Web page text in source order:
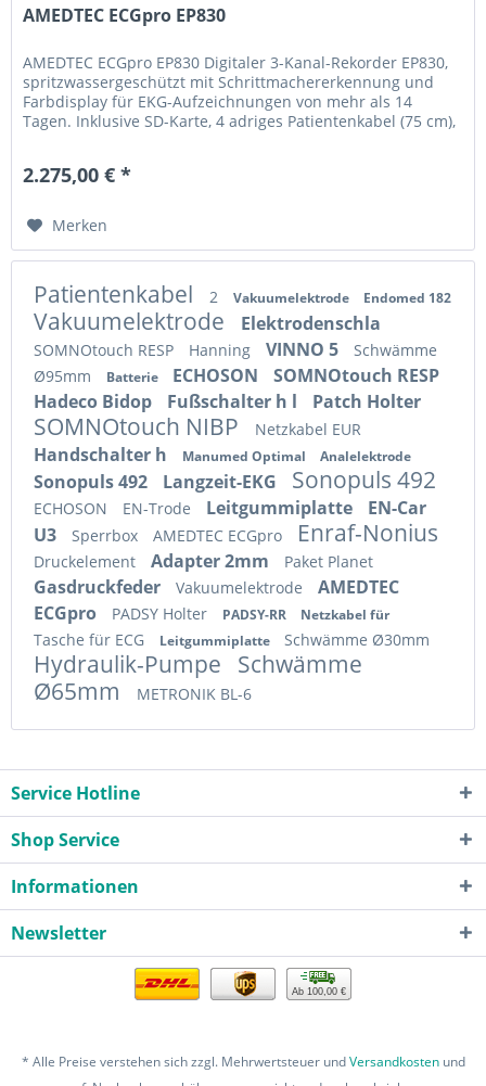
AMEDTEC ECGpro EP830
AMEDTEC ECGpro EP830 Digitaler 3-Kanal-Rekorder EP830,
spritzwassergeschützt mit Schrittmachererkennung und
Farbdisplay für EKG-Aufzeichnungen von mehr als 14
Tagen. Inklusive SD-Karte, 4 adriges Patientenkabel (75 cm),
2.275,00 € *
Merken
Patientenkabel 2 Vakuumelektrode Endomed 182
Vakuumelektrode Elektrodenschla
SOMNOtouch RESP Hanning VINNO 5
Schwämme
Ø95mm
Batterie ECHOSON
SOMNOtouch RESP
Hadeco Bidop
Fußschalter h l Patch Holter
SOMNOtouch NIBP Netzkabel EUR
Handschalter h Manumed Optimal Analelektrode
Sonopuls 492 Langzeit-EKG Sonopuls 492
ECHOSON EN-Trode Leitgummiplatte
EN-Car
U3
Sperrbox AMEDTEC ECGpro Enraf-Nonius
Druckelement Adapter 2mm Paket Planet
Gasdruckfeder Vakuumelektrode
AMEDTEC
ECGpro
PADSY Holter PADSY-RR Netzkabel für
Tasche für ECG Leitgummiplatte Schwämme Ø30mm
Hydraulik-Pumpe
Schwämme
Ø65mm
METRONIK BL-6
Service Hotline
Shop Service
Informationen
Newsletter
Ab 100,00 €
* Alle Preise verstehen sich zzgl. Mehrwertsteuer undVersandkostenund